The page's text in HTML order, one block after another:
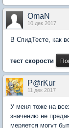
OmaN
10 дек 2017
В СпидТесте, как
тест скорости
P@rKur
11 дек 2017
У меня тоже на
значению не
меряется могут